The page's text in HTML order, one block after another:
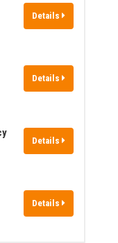
Details
Details
Details
Details